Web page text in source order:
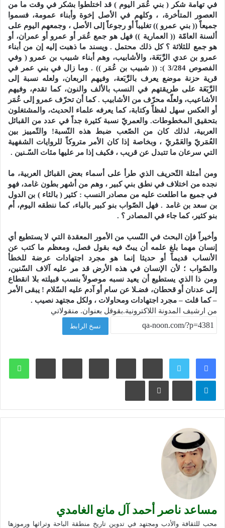
في تهامة شكر ( بني عُمَر اليوم ) قد اختلطوا بشكر في وقت ما من
العصور المتأخرة، ، وكلهم في الأصل إخوة وأبناء عمومة، فسموا
جميعاً (( بني عمرو )) تغليباً أو رجوعاً إلى الأصل ، وجمعهم اليوم على
ألسنة العامّة (( العمارية )) فهل هو جمع عُمَر أو عمرو أو عمران، أو
هو جمع للثلاثة ؟ كل ذلك محتمل . ويسند ما ذهبت إليه إن من أبناء
عمرو بن عدي الرَّبَعَة، والأشابيب، وهم أبناء شبيب بن عمرو ( وفي
الفصوص 3/284 ): (( شبيب بن عُمَر )) . وما زال في بني عمر في
قرية حزنة موضع يعرف بالرَّبَعة، وفيهم الربعان، ولعله نسبة إلى
الرَّبَعَة على طريقتهم في النسب بالألف والنون، كما تقدم، وفيهم
الأشاعيب، ولعلّه محرّف من الأشابيب . كما أن تحرّف عمرو إلى عُمَر
أو العكس سهل لفظاً وكتابة، كما يعرفه علماء الحديث، والمشتغلون
بتحقيق المخطوطات. والعمريّ نسبة كثيرة جداً في عدد من القبائل
العربية، لذلك كان من الصّعب ضبط هذه النّسبة! والتّمييز بين
العُمَريّ والعَمْريّ ، وبخاصة إذا كان الأمر متروكاً للروايات الشفهية
التي سرعان ما تتبدل عن قريب ، فكيف إذا مر عليها مئات السّـنين .
ومن أمثلة التّحريف الذي طرأ على أسماء بعض القبائل العربية، ما
نجده من اختلاف في نطق بني كبير ، وهم من أشهر بطون غامد، فهو
في جميع ما اطلعت عليه من مصادر النسب : كثير ( بالثاء ) بن الدول
بن سعد بن غامد . فهل الصّواب بنو كبير بالباء، كما ننطقه اليوم، أم
بنو كثير، كما جاء في المصادر ؟ .
وأخيراً فإن البحث في النّسب من الأمور المعقدة التي لا يستطيع أي
إنسان مهما بلغ علمه أن يبتّ فيه بقول فصل، ومعظم ما كتب عن
الأنساب قديماً أو حديثا إنما هو مجرد اجتهادات عرضة للخطأ
والصّواب ؛ لأن الإنسان في هذه الأرض قد مر عليه آلاف السّنين،
ومن ذا الذي يستطيع أن يعيد نسبه موصولاً بنسب قبيلته بلا انقطاع
إلى عدنان أو قحطان، فضـلا عن سام أو آدم عليه السّلام ! يبقى الأمر
– كما قلت – مجرد اجتهادات ومحاولات ، ولكل مجتهد نصيب .
من ارشيف المدونة اللاكترونية.بقوقل بعنوان. منقولاتي
نسخ الرابط
لينكدإن ‏Tumblr بينتيريست
‏Reddit
‏VKontakte
تيلقرام ڤايبر مشاركة عبر البريد طباعة
مساعد ناصر أحمد آل مانع الغامدي
محب للثقافة والأدب ومجتهد في تدوين تاريخ منطقة الباحة وتراثها ورموزها